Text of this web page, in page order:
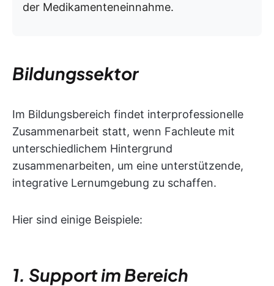
der Medikamenteneinnahme.
Bildungssektor
Im Bildungsbereich findet interprofessionelle
Zusammenarbeit statt, wenn Fachleute mit
unterschiedlichem Hintergrund
zusammenarbeiten, um eine unterstützende,
integrative Lernumgebung zu schaffen.
Hier sind einige Beispiele:
1. Support im Bereich